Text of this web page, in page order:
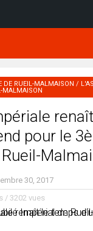
DE RUEIL-MALMAISON /
MALMAISON
pour le
30, 2017
/ 3202 vues